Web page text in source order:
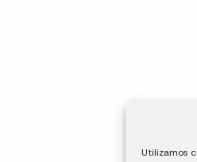
Utilizamos